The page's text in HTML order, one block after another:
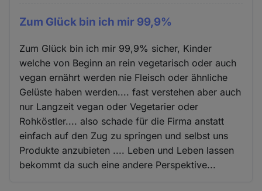
Zum Glück bin ich mir 99,9%
Zum Glück bin ich mir 99,9% sicher, Kinder
welche von Beginn an rein vegetarisch oder auch
vegan ernährt werden nie Fleisch oder ähnliche
Gelüste haben werden.... fast verstehen aber auch
nur Langzeit vegan oder Vegetarier oder
Rohköstler.... also schade für die Firma anstatt
einfach auf den Zug zu springen und selbst uns
Produkte anzubieten .... Leben und Leben lassen
bekommt da such eine andere Perspektive...